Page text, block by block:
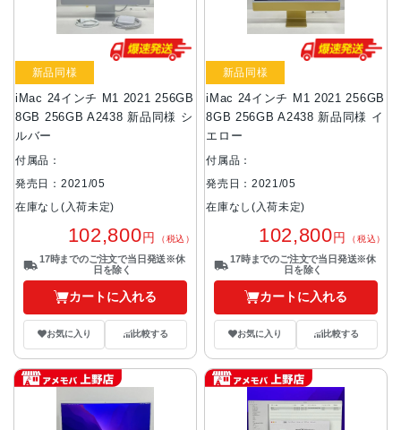
iMac 24インチ M1 2021 256GB
8GB 256GB A2438 新品同様 シ
ルバー
新品同様
付属品：
発売日：2021/05
在庫なし(入荷未定)
102,800円 （税込）
17時までのご注文で当日発送※休
日を除く
カートに入れる
お気に入り 比較する
iMac 24インチ M1 2021 256GB
8GB 256GB A2438 新品同様 イ
エロー
新品同様
付属品：
発売日：2021/05
在庫なし(入荷未定)
102,800円 （税込）
17時までのご注文で当日発送※休
日を除く
カートに入れる
お気に入り 比較する